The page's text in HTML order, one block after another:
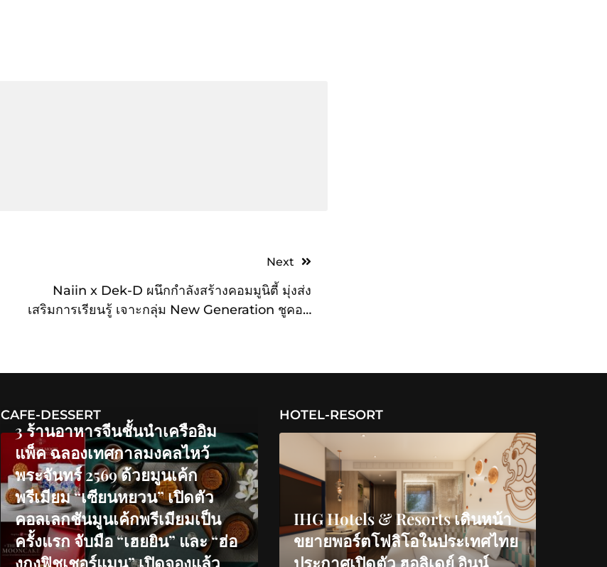
Next
Naiin x Dek-D ผนึกกำลังสร้างคอมมูนิตี้ มุ่งส่ง
เสริมการเรียนรู้ เจาะกลุ่ม New Generation ชูคอน
CAFE-DESSERT
3 ร้านอาหารจีนชั้นนำเครืออิม
แพ็ค ฉลองเทศกาลมงคลไหว้
พระจันทร์ 2569 ด้วยมูนเค้ก
พรีเมียม “เซียนหยวน” เปิดตัว
คอลเลกชันมูนเค้กพรีเมียมเป็น
ครั้งแรก จับมือ “เฮยยิน” และ “ฮ่อ
HOTEL-RESORT
IHG Hotels & Resorts เดินหน้า
ขยายพอร์ตโฟลิโอในประเทศไทย